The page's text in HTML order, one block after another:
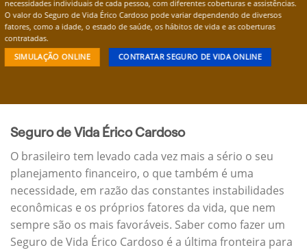
necessidades individuais de cada pessoa, com diferentes coberturas e assistências.
O valor do Seguro de Vida Érico Cardoso pode variar dependendo de diversos
fatores, como a idade, o estado de saúde, os hábitos de vida e as coberturas
contratadas.
SIMULAÇÃO ONLINE CONTRATAR SEGURO DE VIDA ONLINE
Seguro de Vida Érico Cardoso
O brasileiro tem levado cada vez mais a sério o seu
planejamento financeiro, o que também é uma
necessidade, em razão das constantes instabilidades
econômicas e os próprios fatores da vida, que nem
sempre são os mais favoráveis. Saber como fazer um
Seguro de Vida Érico Cardoso é a última fronteira para